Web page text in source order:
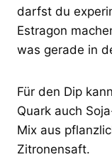
darfst du
Estragon
was gerade in
Für den Dip
Quark auch
Mix aus
Zitronensaft.